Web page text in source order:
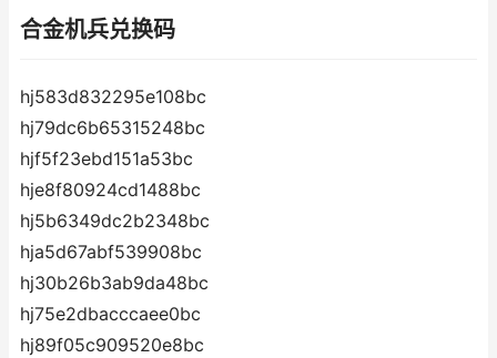
合金机兵兑换码
hj583d832295e108bc
hj79dc6b65315248bc
hjf5f23ebd151a53bc
hje8f80924cd1488bc
hj5b6349dc2b2348bc
hja5d67abf539908bc
hj30b26b3ab9da48bc
hj75e2dbacccaee0bc
hj89f05c909520e8bc